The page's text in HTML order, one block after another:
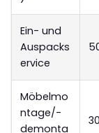
Ein- und
Auspacks
ervice
Möbelmo
ntage/-
demonta